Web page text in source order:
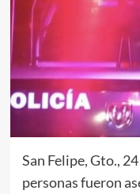
San Felipe, Gto.,
personas fueron